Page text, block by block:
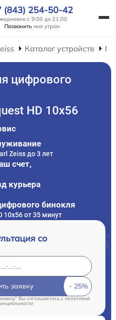
(843) 254-50-42
с 9:00 до 21:00
Позвонить мне утром
Каталог устройств
цифрового
HD 10x56
Zeiss до 3 лет
счет,
курьера
бинокля
10x56 от 35 минут
со
заявку
Вы соглашаетесь cполитикой